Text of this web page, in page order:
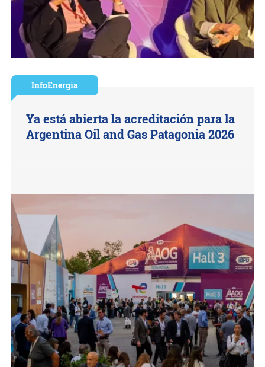
InfoEnergía
Ya está abierta la acreditación para la
Argentina Oil and Gas Patagonia 2026